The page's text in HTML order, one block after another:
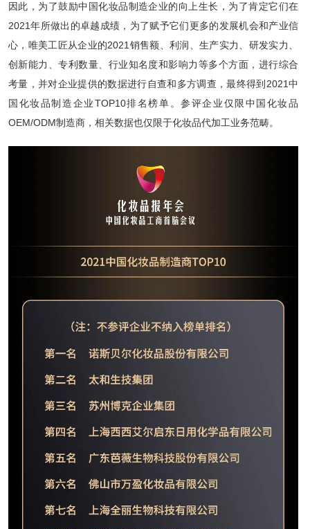
因此，为了鼓励中国化妆品制造企业的向上生长，为了肯定它们在
2021年所做出的卓越成绩，为了赋予它们更多的发展机会和产业信
心，唯美工匠从企业的2021销售额、利润、生产实力、研发实力、
创新能力、专利数量、行业知名度和影响力等多个方面，进行综合
考量，并对企业提供的数据进行自查和多方调查，最终得到2021中
国化妆品制造企业TOP10排名榜单。参评企业仅限中国化妆品
OEM/ODM制造商，相关数据也仅限于化妆品代加工业务范畴。